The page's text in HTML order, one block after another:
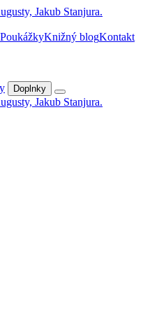
PoukážkyKnižný blogKontakt
Doplnky